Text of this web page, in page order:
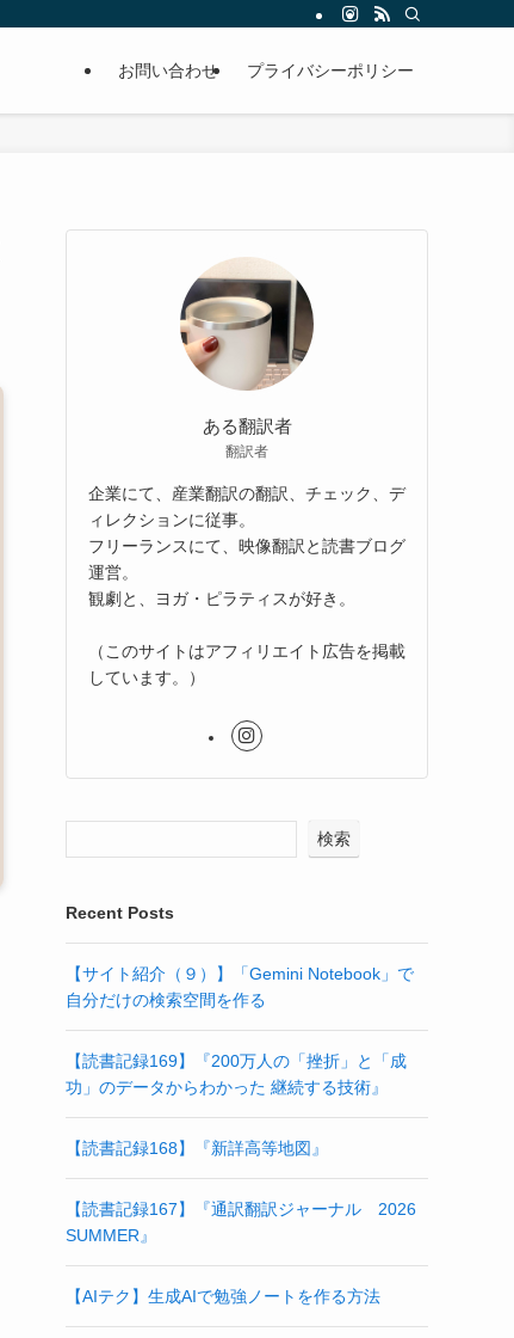
お問い合わせ プライバシーポリシー
ある翻訳者
翻訳者
企業にて、産業翻訳の翻訳、チェック、デ
ィレクションに従事。
フリーランスにて、映像翻訳と読書ブログ
運営。
観劇と、ヨガ・ピラティスが好き。
（このサイトはアフィリエイト広告を掲載
しています。）
検索
Recent Posts
【サイト紹介（９）】「Gemini Notebook」で
自分だけの検索空間を作る
【読書記録169】『200万人の「挫折」と「成
功」のデータからわかった 継続する技術』
【読書記録168】『新詳高等地図』
【読書記録167】『通訳翻訳ジャーナル 2026
SUMMER』
【AIテク】生成AIで勉強ノートを作る方法